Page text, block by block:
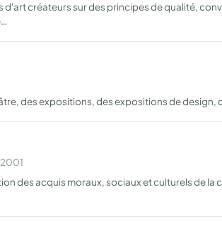
créateurs sur des principes de qualité,
des expositions, des expositions de
des acquis moraux, sociaux et culturels de